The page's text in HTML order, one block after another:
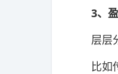
3、盈
层层分
比如传